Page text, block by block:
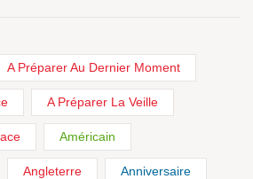
A Préparer Au Dernier Moment
A Préparer La Veille
Américain
Angleterre Anniversaire